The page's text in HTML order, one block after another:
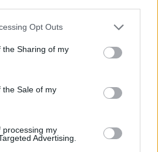
app uses one or more Google
usage behaviour. You may click to
Google and its third-party tags to
purposes in below Google
Opt Outs
the Sharing of my
the Sale of my
processing my
Advertising.
Diturco